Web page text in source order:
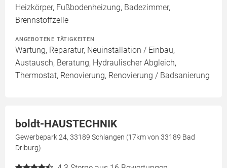
Heizkörper, Fußbodenheizung, Badezimmer,
Brennstoffzelle
ANGEBOTENE TÄTIGKEITEN
Wartung, Reparatur, Neuinstallation / Einbau,
Austausch, Beratung, Hydraulischer Abgleich,
Thermostat, Renovierung, Renovierung / Badsanierung
boldt-HAUSTECHNIK
Gewerbepark 24, 33189 Schlangen (17km von 33189 Bad
Driburg)